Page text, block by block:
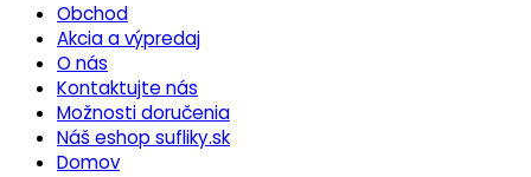
Obchod
Akcia a výpredaj
O nás
Kontaktujte nás
Možnosti doručenia
Náš eshop sufliky.sk
Domov